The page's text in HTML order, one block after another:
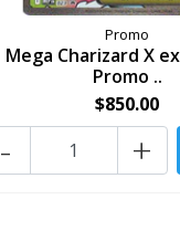
Promo
Mega Charizard X
Promo ..
$850.00
+
-